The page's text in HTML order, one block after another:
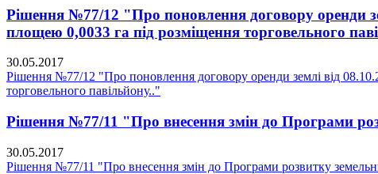
Рішення №77/12 "Про поновлення договору оренди
площею 0,0033 га під розміщення торговельного
30.05.2017
Рішення №77/12 "Про поновлення договору оренди землі від
торговельного павільйону.."
Рішення №77/11 "Про внесення змін до Програми
30.05.2017
Рішення №77/11 "Про внесення змін до Програми розвитку